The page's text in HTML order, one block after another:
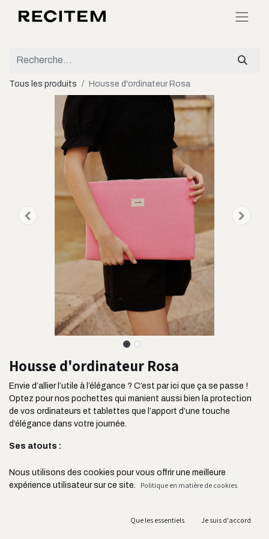
Tous les produits Housse d'ordinateur Rosa
Housse d'ordinateur Rosa
Envie d’allier l’utile à l’élégance ? C’est par ici que ça se passe !
Optez pour nos pochettes qui manient aussi bien la protection
de vos ordinateurs et tablettes que l’apport d’une touche
d’élégance dans votre journée.
Ses atouts :
Son tissu ultra résistant issu de l’industrie de l’ameublement
Son rembourrage avec une mousse de protection
Une fabrication locale et en circuit court
Nous utilisons des cookies pour vous offrir une meilleure
expérience utilisateur sur ce site.
Politique en matière de cookies
Que les essentiels Je suis d'accord